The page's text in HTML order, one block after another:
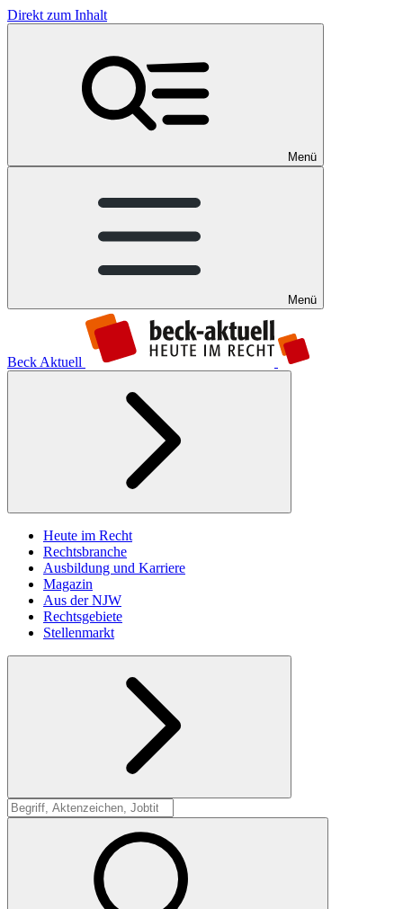
Direkt zum Inhalt
Menü
Menü
Beck Aktuell
Heute im Recht
Rechtsbranche
Ausbildung und Karriere
Magazin
Aus der NJW
Rechtsgebiete
Stellenmarkt
Suche